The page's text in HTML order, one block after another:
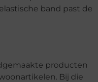
band past de
producten
Bij die